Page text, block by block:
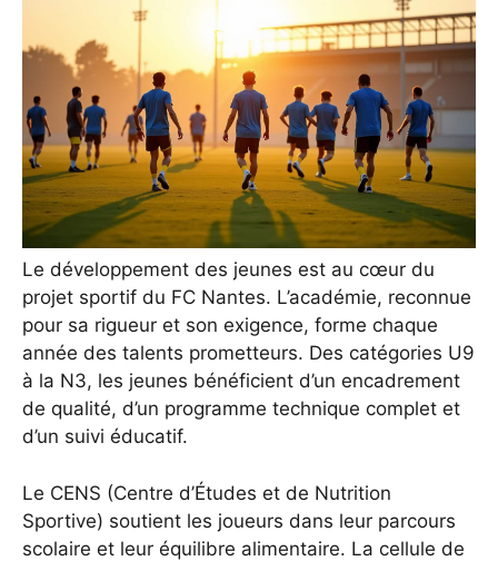
Le développement des jeunes est au cœur du
projet sportif du FC Nantes. L’académie, reconnue
pour sa rigueur et son exigence, forme chaque
année des talents prometteurs. Des catégories U9
à la N3, les jeunes bénéficient d’un encadrement
de qualité, d’un programme technique complet et
d’un suivi éducatif.
Le CENS (Centre d’Études et de Nutrition
Sportive) soutient les joueurs dans leur parcours
scolaire et leur équilibre alimentaire. La cellule de